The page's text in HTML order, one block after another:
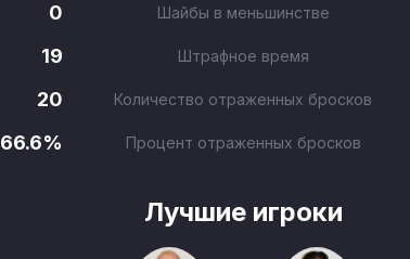
0
Шайбы в меньшинстве
19
Штрафное время
20
Количество отраженных бросков
66.6%
Процент отраженных бросков
Лучшие игроки